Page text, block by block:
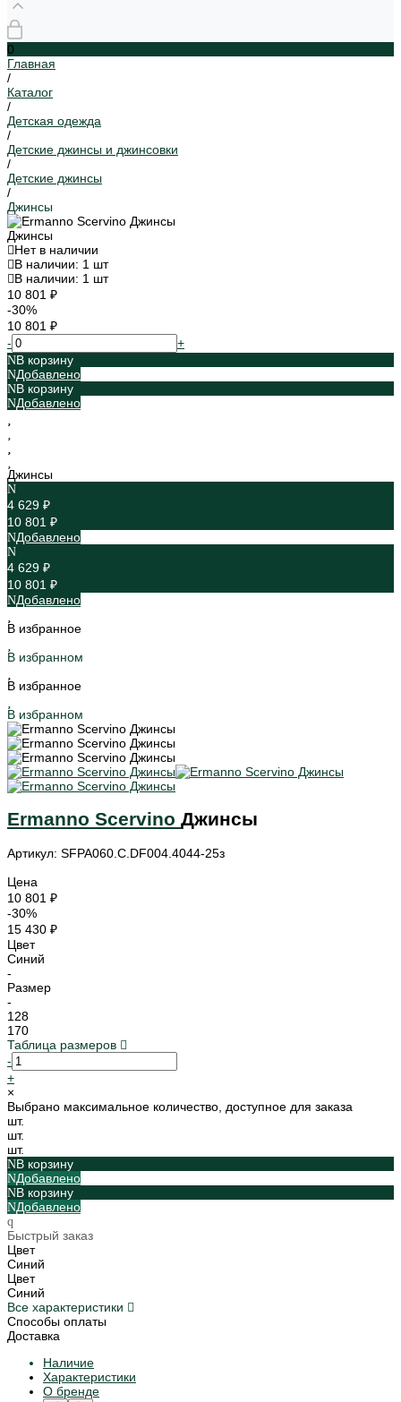
0
Главная
/
Каталог
/
Детская одежда
/
Детские джинсы и джинсовки
/
Детские джинсы
/
Джинсы
Джинсы
Нет в наличии
В наличии: 1 шт
В наличии: 1 шт
10 801 ₽
-30%
10 801 ₽
-
+
В корзину
Добавлено
В корзину
Добавлено
Джинсы
4 629 ₽
10 801 ₽
Добавлено
4 629 ₽
10 801 ₽
Добавлено
В избранное
В избранном
В избранное
В избранном
Ermanno Scervino Джинсы
Артикул: SFPA060.C.DF004.4044-25з
Цена
10 801 ₽
-30%
15 430 ₽
Цвет
Синий
-
Размер
-
128
170
Таблица размеров
-
+
×
Выбрано максимальное количество, доступное для заказа
шт.
шт.
шт.
В корзину
Добавлено
В корзину
Добавлено
Быстрый заказ
Цвет
Синий
Цвет
Синий
Все характеристики
Способы оплаты
Доставка
Наличие
Характеристики
О бренде